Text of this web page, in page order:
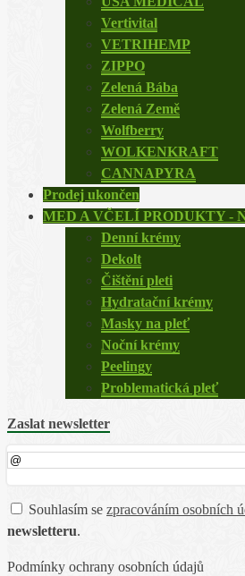
Vertivital
VETRIHEMP
ZIPPO
Zelená Bába
Zelená Země
Wolfberry
WOLKENKRAFT
CANNAPYRA
Prodej ukončen
MED A VČELÍ PRODUKTY -
Denní krémy
Dekolt
Čištění pleti
Hydratační krémy
Masky na pleť
Noční krémy
Peelingy
Problematická pleť
Zaslat newsletter
Souhlasím se zpracováním osobních
newsletteru.
Podmínky ochrany osobních údajů